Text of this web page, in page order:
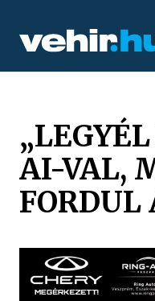
AI-VAL,
FORDUL